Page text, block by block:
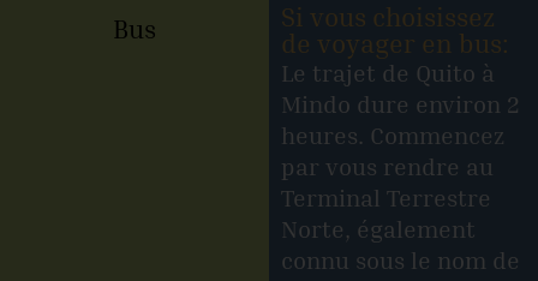
Bus
Si vous choisissez
de voyager en bus:
Le trajet de Quito à
Mindo dure environ 2
heures. Commencez
par vous rendre au
Terminal Terrestre
Norte, également
connu sous le nom de